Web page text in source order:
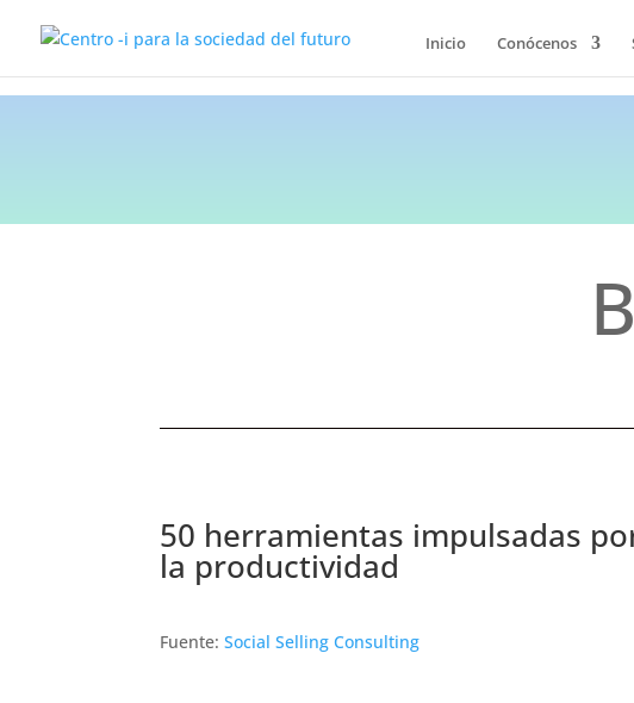
Inicio Conócenos
50 herramientas impulsadas
la productividad
Fuente:Social Selling Consulting